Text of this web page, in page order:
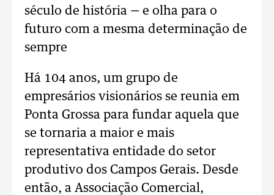
século de história — e olha para o
futuro com a mesma determinação de
sempre
Há 104 anos, um grupo de
empresários visionários se reunia em
Ponta Grossa para fundar aquela que
se tornaria a maior e mais
representativa entidade do setor
produtivo dos Campos Gerais. Desde
então, a Associação Comercial,